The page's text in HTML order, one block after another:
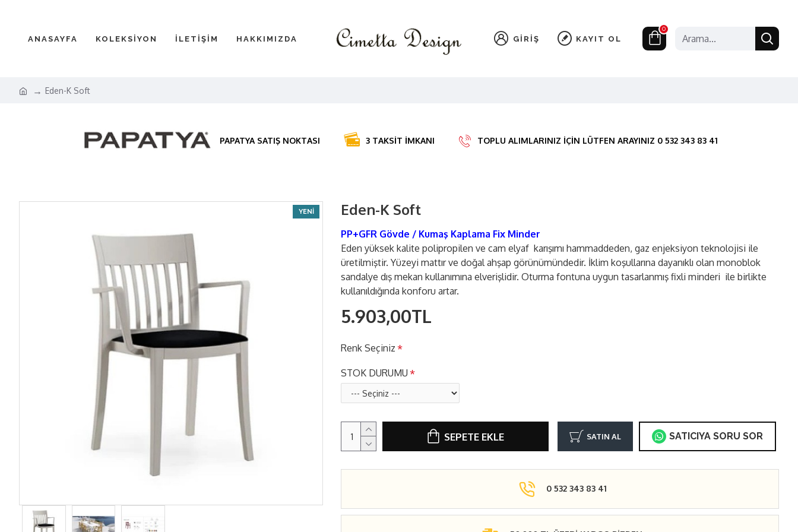
ANASAYFA KOLEKSİYON İLETİŞİM HAKKIMIZDA GIRIŞ KAYIT OL
0
Eden-K Soft
PAPATYA SATIŞ NOKTASI 3 TAKSİT İMKANI TOPLU ALIMLARINIZ İÇİN LÜTFEN ARAYINIZ 0 532 343 83 41
YENİ Eden-K Soft
PP+GFR Gövde / Kumaş Kaplama Fix Minder
Eden yüksek kalite polipropilen ve cam elyaf karışımı hammaddeden, gaz enjeksiyon teknolojisi ile
üretilmiştir. Yüzeyi mattır ve doğal ahşap görünümündedir. İklim koşullarına dayanıklı olan monoblok
sandalye dış mekan kullanımına elverişlidir. Oturma fontuna uygun tasarlanmış fixli minderi ile birlikte
kullanıldığında konforu artar.
5.903,00TL
Renk Seçiniz
STOK DURUMU
SEPETE EKLE SATIN AL SATICIYA SORU SOR
0 532 343 83 41